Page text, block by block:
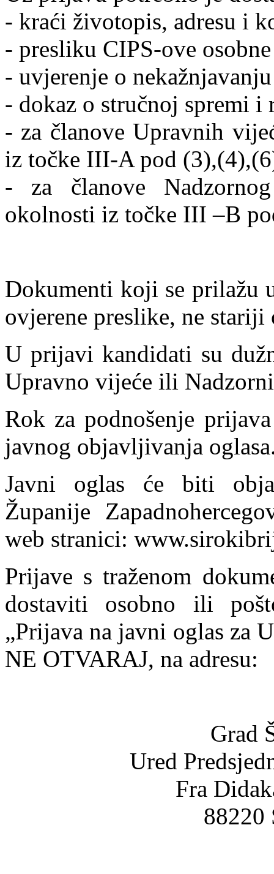
- kraći životopis, adresu i
- presliku CIPS-ove
- uvjerenje o
- dokaz o stručnoj spremi i
- za članove Upravnih
iz točke III-A pod
- za članove
okolnosti iz točke III –B
Dokumenti koji se
ovjerene preslike, ne stariji
U prijavi kandidati su
Upravno vijeće ili
Rok za podnošenje
javnog objavljivanja
Javni oglas će biti
Županije
web stranici:
Prijave s traženom
dostaviti osobno ili
„Prijava na javni oglas za
NE OTVARAJ, na adresu:
Grad
Ured
Fra